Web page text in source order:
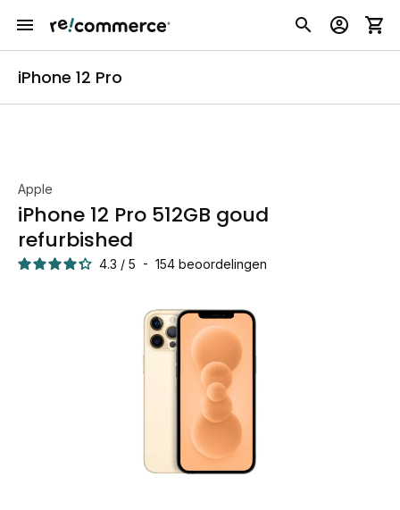
iPhone 12 Pro
Apple
iPhone 12 Pro 512GB goud
refurbished
4.3 / 5 - 154 beoordelingen